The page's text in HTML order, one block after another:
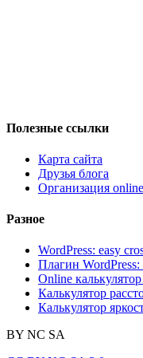
Полезные ссылки
Карта сайта
Друзья блога
Организация
Разное
WordPress: easy
Плагин WordPress:
Online
Калькулятор
Калькулятор
BY NC SA